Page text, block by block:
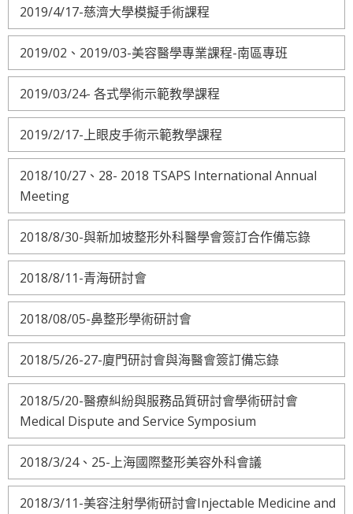
2019/4/17-慈濟大學模擬手術課程
2019/02、2019/03-美容醫學專業課程-南區專班
2019/03/24- 各式學術示範教學課程
2019/2/17-上眼皮手術示範教學課程
2018/10/27、28- 2018 TSAPS International Annual
Meeting
2018/8/30-與新加坡整形外科醫學會簽訂合作備忘錄
2018/8/11-青海研討會
2018/08/05-鼻整形學術研討會
2018/5/26-27-廈門研討會與海醫會簽訂備忘錄
2018/5/20-醫療糾紛與服務品質研討會學術研討會
Medical Dispute and Service Symposium
2018/3/24、25-上海國際整形美容外科會議
2018/3/11-美容注射學術研討會Injectable Medicine and